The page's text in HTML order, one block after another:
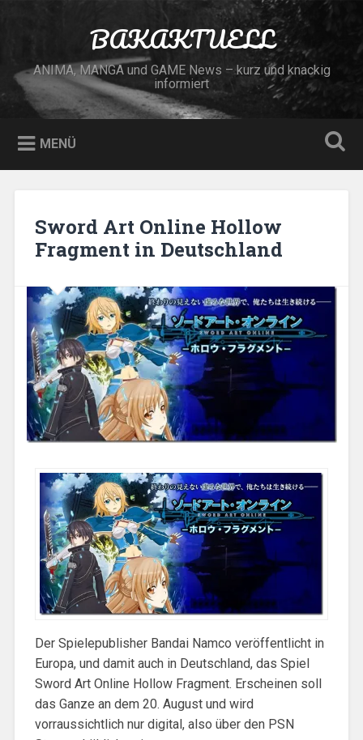
BAKAKTUELL
ANIMA, MANGA und GAME News – kurz und knackig
informiert
MENÜ
Sword Art Online Hollow
Fragment in Deutschland
Der Spielepublisher Bandai Namco veröffentlicht in
Europa, und damit auch in Deutschland, das Spiel
Sword Art Online Hollow Fragment. Erscheinen soll
das Ganze an dem 20. August und wird
vorraussichtlich nur digital, also über den PSN